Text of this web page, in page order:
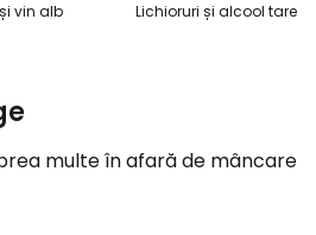
vin alb Lichioruri și alcool tare
multe în afară de mâncare